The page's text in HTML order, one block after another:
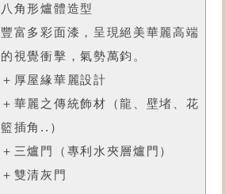
八角形爐體造型
豐富多彩面漆，呈現絕美華麗高端
的視覺衝擊，氣勢萬鈞。
＋厚屋緣華麗設計
＋華麗之傳統飾材（龍、壁堵、花
籃插角..）
＋三爐門（專利水夾層爐門）
＋雙清灰門